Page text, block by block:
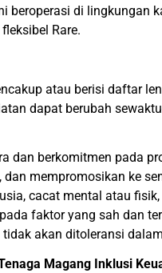
beroperasi di lingkungan
Rare.
atau berisi daftar
dapat berubah
dan berkomitmen pada
mempromosikan ke
cacat mental atau
faktor yang sah dan
akan ditoleransi
Magang Inklusi